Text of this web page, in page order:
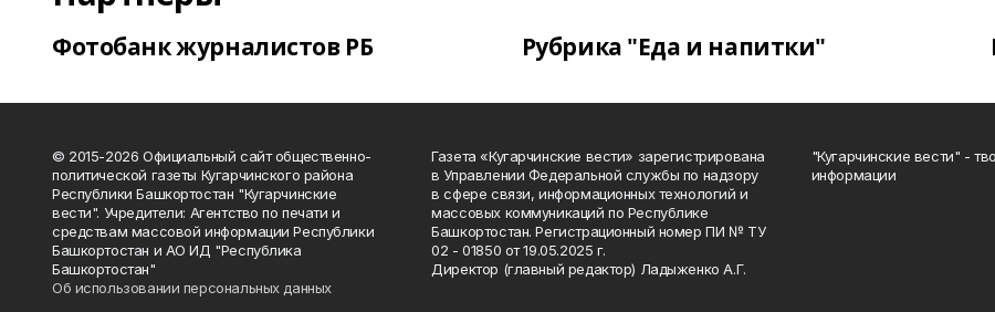
Фотобанк журналистов РБ Рубрика "Еда и напитки"
© 2015-2026 Официальный сайт общественно-
политической газеты Кугарчинского района
Республики Башкортостан "Кугарчинские
вести". Учредители: Агентство по печати и
средствам массовой информации Республики
Башкортостан и АО ИД "Республика
Башкортостан"
Об использовании персональных данных
Газета «Кугарчинские вести» зарегистрирована
в Управлении Федеральной службы по надзору
в сфере связи, информационных технологий и
массовых коммуникаций по Республике
Башкортостан. Регистрационный номер ПИ № ТУ
02 - 01850 от 19.05.2025 г.
Директор (главный редактор) Ладыженко А.Г.
"Кугарчинские вести" -
информации